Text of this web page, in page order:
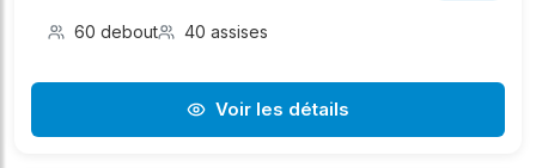
60 debout 40 assises
Voir les détails